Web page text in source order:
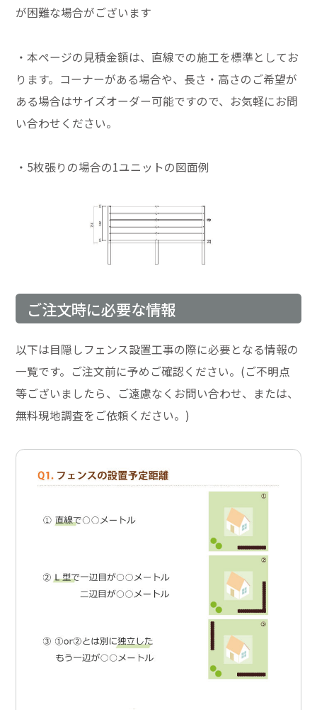
が困難な場合がございます
・本ページの見積金額は、直線での施工を標準としてお
ります。コーナーがある場合や、長さ・高さのご希望が
ある場合はサイズオーダー可能ですので、お気軽にお問
い合わせください。
・5枚張りの場合の1ユニットの図面例
ご注文時に必要な情報
以下は目隠しフェンス設置工事の際に必要となる情報の
一覧です。ご注文前に予めご確認ください。(ご不明点
等ございましたら、ご遠慮なくお問い合わせ、または、
無料現地調査をご依頼ください。)